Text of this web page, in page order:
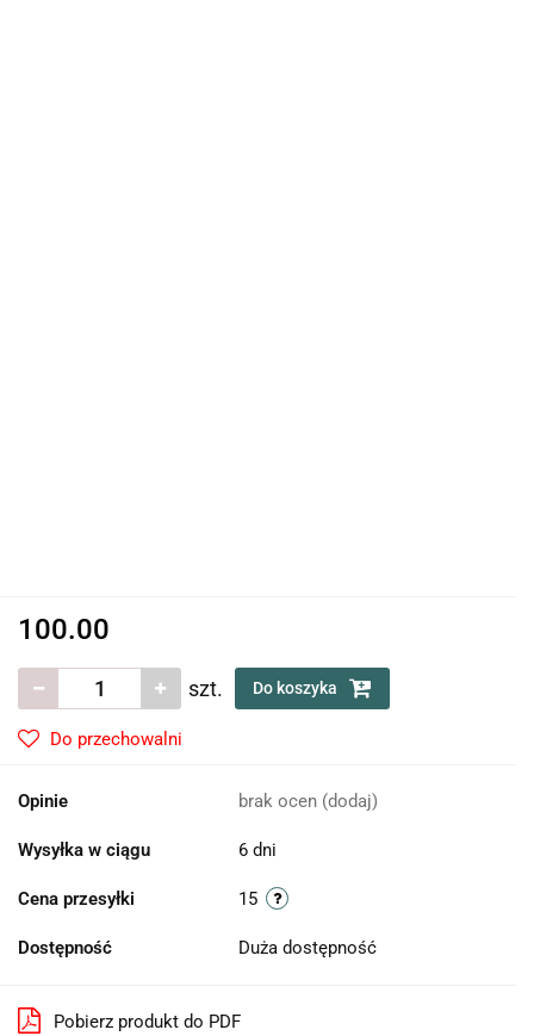
100.00
szt. Do koszyka
Do przechowalni
Opinie brak ocen (dodaj)
Wysyłka w ciągu 6 dni
Cena przesyłki 15
Dostępność Duża dostępność
Pobierz produkt do PDF